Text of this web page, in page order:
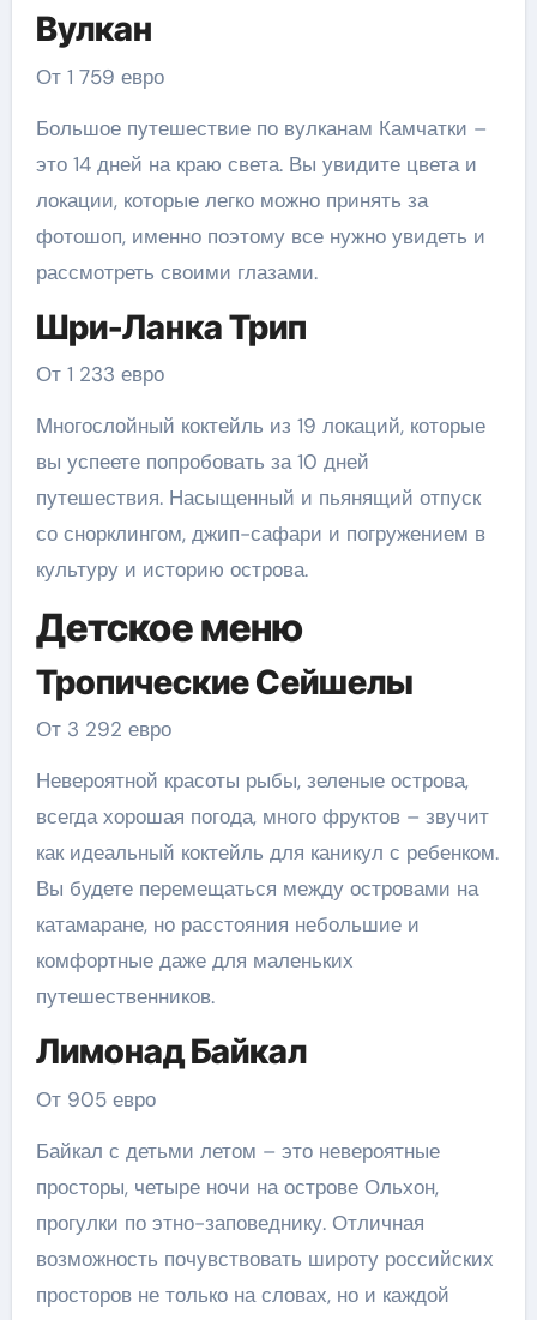
Вулкан
От 1 759 евро
Большое путешествие по вулканам Камчатки –
это 14 дней на краю света. Вы увидите цвета и
локации, которые легко можно принять за
фотошоп, именно поэтому все нужно увидеть и
рассмотреть своими глазами.
Шри-Ланка Трип
От 1 233 евро
Многослойный коктейль из 19 локаций, которые
вы успеете попробовать за 10 дней
путешествия. Насыщенный и пьянящий отпуск
со снорклингом, джип-сафари и погружением в
культуру и историю острова.
Детское меню
Тропические Сейшелы
От 3 292 евро
Невероятной красоты рыбы, зеленые острова,
всегда хорошая погода, много фруктов – звучит
как идеальный коктейль для каникул с ребенком.
Вы будете перемещаться между островами на
катамаране, но расстояния небольшие и
комфортные даже для маленьких
путешественников.
Лимонад Байкал
От 905 евро
Байкал с детьми летом – это невероятные
просторы, четыре ночи на острове Ольхон,
прогулки по этно-заповеднику. Отличная
возможность почувствовать широту российских
просторов не только на словах, но и каждой